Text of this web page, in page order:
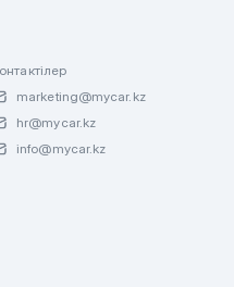
marketing@mycar.kz
hr@mycar.kz
info@mycar.kz